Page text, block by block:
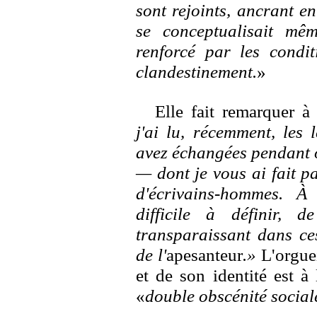
sont rejoints, ancrant
se conceptualisait
renforcé par les
clandestinement.»
Elle fait remarquer à
j'ai lu, récemment, les
avez échangées
— dont je vous ai fait
d'écrivains-hommes.
difficile à définir,
transparaissant dans
de l'apesanteur.»
et de son identité est
«double obscénité